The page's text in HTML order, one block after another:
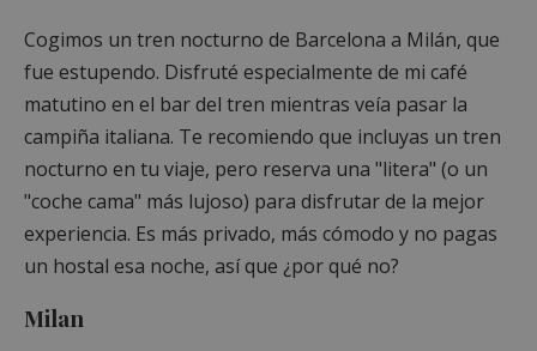
Cogimos un tren nocturno de Barcelona a Milán, que
fue estupendo. Disfruté especialmente de mi café
matutino en el bar del tren mientras veía pasar la
campiña italiana. Te recomiendo que incluyas un tren
nocturno en tu viaje, pero reserva una "litera" (o un
"coche cama" más lujoso) para disfrutar de la mejor
experiencia. Es más privado, más cómodo y no pagas
un hostal esa noche, así que ¿por qué no?
Milan